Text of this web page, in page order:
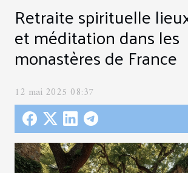
Retraite spirituelle
et méditation dans les
monastères de France
12 mai 2025 08:37